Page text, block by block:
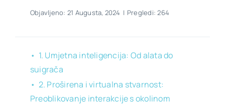
Objavljeno: 21 Augusta, 2024 | Pregledi: 264
1. Umjetna inteligencija: Od alata do
suigrača
2. Proširena i virtualna stvarnost:
Preoblikovanje interakcije s okolinom